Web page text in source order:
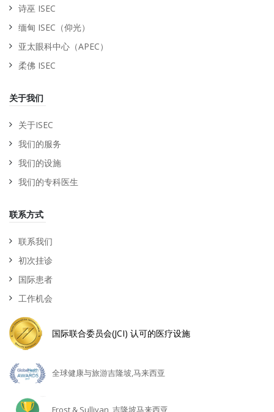
诗巫 ISEC
缅甸 ISEC（仰光）
亚太眼科中心（APEC）
柔佛 ISEC
关于我们
关于ISEC
我们的服务
我们的设施
我们的专科医生
联系方式
联系我们
初次挂诊
国际患者
工作机会
国际联合委员会(JCI) 认可的医疗设施
全球健康与旅游吉隆坡,马来西亚
Frost & Sullivan, 吉隆坡马来西亚